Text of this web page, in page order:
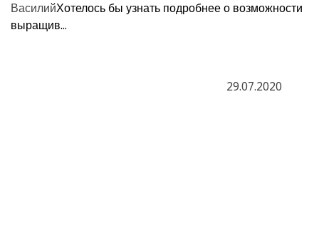
ВасилийХотелось бы узнать подробнее о возможности
выращив...
29.07.2020